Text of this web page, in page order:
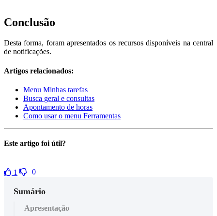
Conclusão
Desta forma, foram apresentados os recursos disponíveis na central
de notificações.
Artigos relacionados:
Menu Minhas tarefas
Busca geral e consultas
Apontamento de horas
Como usar o menu Ferramentas
Este artigo foi útil?
1 0
Sumário
Apresentação